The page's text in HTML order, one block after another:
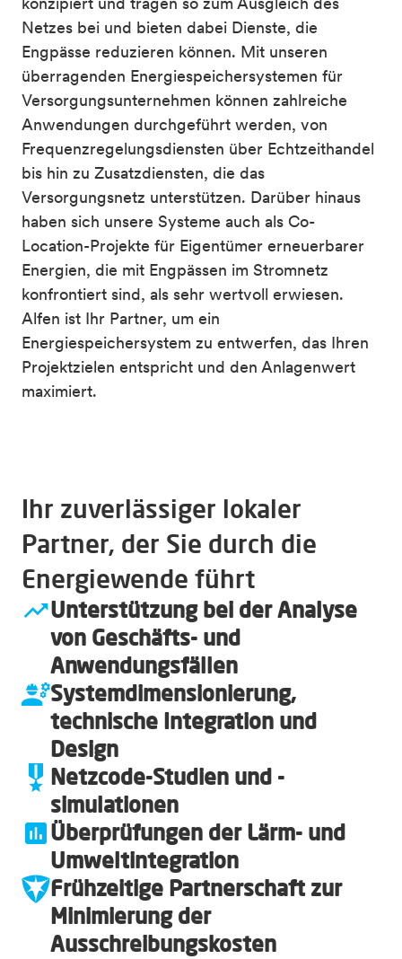
konzipiert und tragen so zum Ausgleich des
Netzes bei und bieten dabei Dienste, die
Engpässe reduzieren können. Mit unseren
überragenden Energiespeichersystemen für
Versorgungsunternehmen können zahlreiche
Anwendungen durchgeführt werden, von
Frequenzregelungsdiensten über Echtzeithandel
bis hin zu Zusatzdiensten, die das
Versorgungsnetz unterstützen. Darüber hinaus
haben sich unsere Systeme auch als Co-
Location-Projekte für Eigentümer erneuerbarer
Energien, die mit Engpässen im Stromnetz
konfrontiert sind, als sehr wertvoll erwiesen.
Alfen ist Ihr Partner, um ein
Energiespeichersystem zu entwerfen, das Ihren
Projektzielen entspricht und den Anlagenwert
maximiert.
Ihr zuverlässiger lokaler
Partner, der Sie durch die
Energiewende führt
Unterstützung bei der Analyse
von Geschäfts- und
Anwendungsfällen
Systemdimensionierung,
technische Integration und
Design
Netzcode-Studien und -
simulationen
Überprüfungen der Lärm- und
Umweltintegration
Frühzeitige Partnerschaft zur
Minimierung der
Ausschreibungskosten